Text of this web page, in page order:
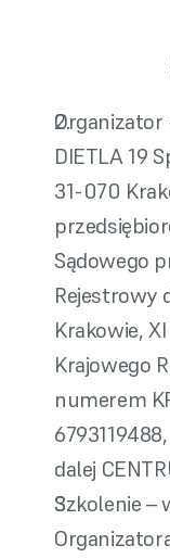
Organizator
DIETLA 19
31-070
Sądowego
Rejestrowy
Krakowie,
Krajowego
numerem
dalej
Szkolenie –